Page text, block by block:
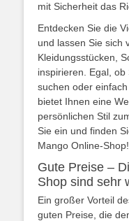
mit Sicherheit das
Entdecken Sie die
und lassen Sie sich
Kleidungsstücken,
inspirieren. Egal,
suchen oder
bietet Ihnen eine
persönlichen Stil
Sie ein und finden
Mango Online-Shop!
Gute Preise –
Shop sind sehr
Ein großer Vorteil
guten Preise, die